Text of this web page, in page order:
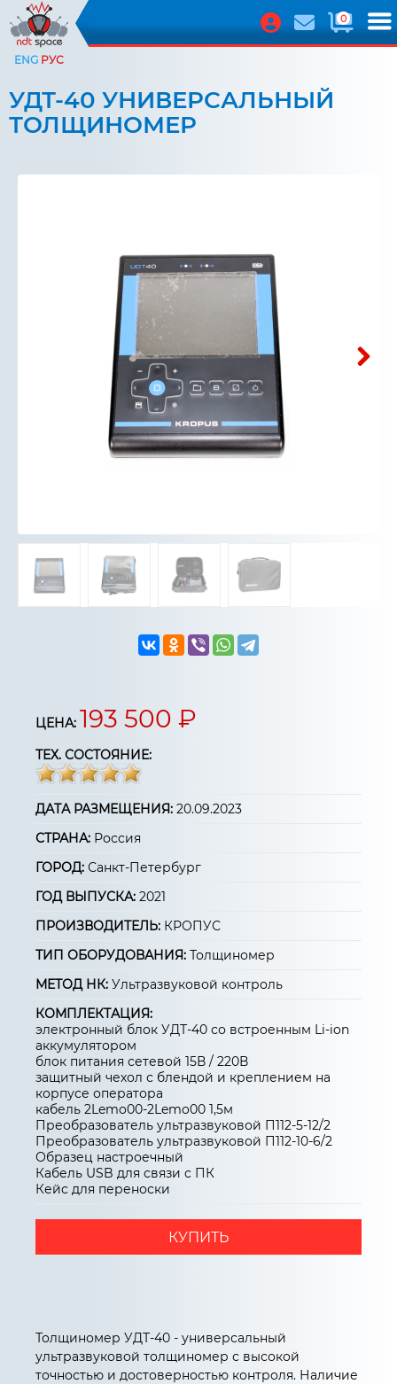
ENG РУС
0
УДТ-40 УНИВЕРСАЛЬНЫЙ
ТОЛЩИНОМЕР
ЦЕНА: 193 500 ₽
ТЕХ. СОСТОЯНИЕ:
ДАТА РАЗМЕЩЕНИЯ: 20.09.2023
СТРАНА: Россия
ГОРОД: Санкт-Петербург
ГОД ВЫПУСКА: 2021
ПРОИЗВОДИТЕЛЬ: КРОПУС
ТИП ОБОРУДОВАНИЯ: Толщиномер
МЕТОД НК: Ультразвуковой контроль
КОМПЛЕКТАЦИЯ:
электронный блок УДТ-40 со встроенным Li-ion
аккумулятором
блок питания сетевой 15В / 220В
защитный чехол с блендой и креплением на
корпусе оператора
кабель 2Lemo00-2Lemo00 1,5м
Преобразователь ультразвуковой П112-5-12/2
Преобразователь ультразвуковой П112-10-6/2
Образец настроечный
Кабель USB для связи с ПК
Кейс для переноски
КУПИТЬ
Толщиномер УДТ-40 - универсальный
ультразвуковой толщиномер с высокой
точностью и достоверностью контроля. Наличие